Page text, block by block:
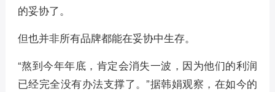
的妥协了。
但也并非所有品牌都能在妥协中生存。
“熬到今年年底，肯定会消失一波，因为他们的利润
已经完全没有办法支撑了。”据韩娟观察，在如今的